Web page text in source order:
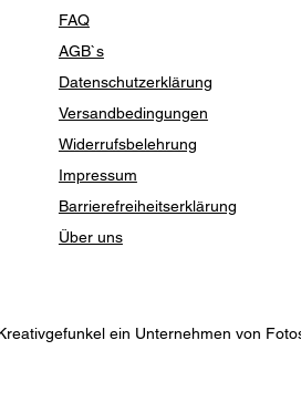
FAQ
AGB`s
Datenschutzerklärung
Versandbedingungen
Widerrufsbelehrung
Impressum
Barrierefreiheitserklärung
Über uns
ein Unternehmen von